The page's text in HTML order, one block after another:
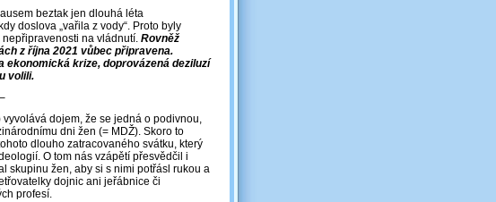
beztak jen dlouhá léta
doslova „vařila z vody“. Proto byly
nepřipravenosti na vládnutí. Rovněž
z října 2021 vůbec připravena.
ekonomická krize, doprovázená deziluzí
volili.
dojem, že se jedná o podivnou,
dni žen (= MDŽ). Skoro to
dlouho zatracovaného svátku, který
O tom nás vzápětí přesvědčil i
skupinu žen, aby si s nimi potřásl rukou a
dojnic ani jeřábnice či
profesí.